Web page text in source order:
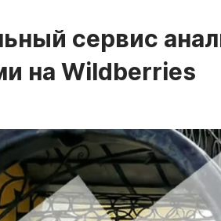
сервис
на Wildberries